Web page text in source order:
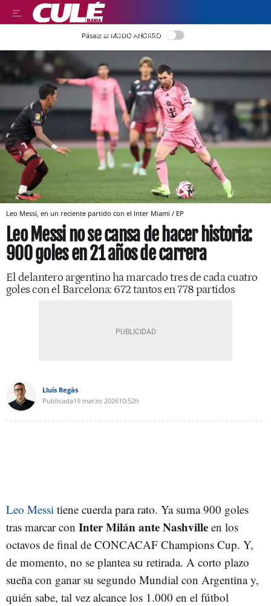
LEER EN CASTELLANO
Pásate al MODO AHORRO
Leo Messi, en un reciente partido con el Inter Miami / EP
Leo Messi no se cansa de hacer historia:
900 goles en 21 años de carrera
El delantero argentino ha marcado tres de cada cuatro
goles con el Barcelona: 672 tantos en 778 partidos
Lluís Regàs
Publicada19 marzo 202610:52h
Leo Messi tiene cuerda para rato. Ya suma 900 goles
tras marcar con Inter Milánante Nashville en los
octavos de final de CONCACAF Champions Cup. Y,
de momento, no se plantea su retirada. A corto plazo
sueña con ganar su segundo Mundial con Argentina y,
quién sabe, tal vez alcance los 1.000 en el fútbol